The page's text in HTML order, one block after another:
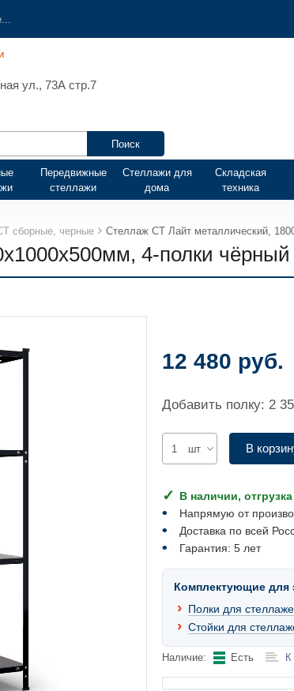
ул., 73А стр.7
Передвижные
стеллажи
Стеллажи для
дома
Складская
техника
сборные, черные Стеллаж СТ Лайт металлический,
4-полки чёрный
12 480 руб.
Добавить полку: 2
шт В
В наличии,
Напрямую от
Доставка по всей
Гарантия: 5 лет
Комплектующие для
Полки для
Стойки для
Наличие: Есть